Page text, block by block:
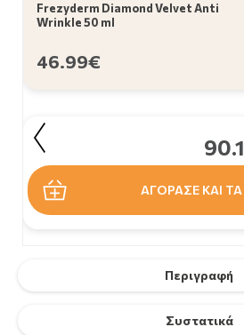
Περιγραφή
Συστατικά
Frezyderm Diamond Velvet Anti
Wrinkle 50 ml
46.99€
ΑΓΟΡΑΣΕ ΚΑΙ